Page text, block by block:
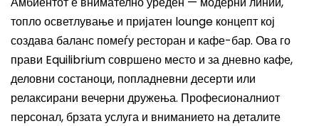
топло осветлување и пријатен lounge концепт кој
создава баланс помеѓу ресторан и кафе-бар. Ова го
прави Equilibrium совршено место и за дневно кафе,
деловни состаноци, попладневни десерти или
релаксирани вечерни дружења. Професионалниот
персонал, брзата услуга и вниманието на деталите